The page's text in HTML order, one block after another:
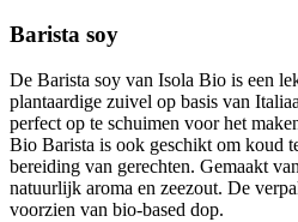
Barista soy
De Barista soy van Isola Bio is een
plantaardige zuivel op basis van
perfect op te schuimen voor het
Bio Barista is ook geschikt om koud
bereiding van gerechten. Gemaakt
natuurlijk aroma en zeezout. De
voorzien van bio-based dop.